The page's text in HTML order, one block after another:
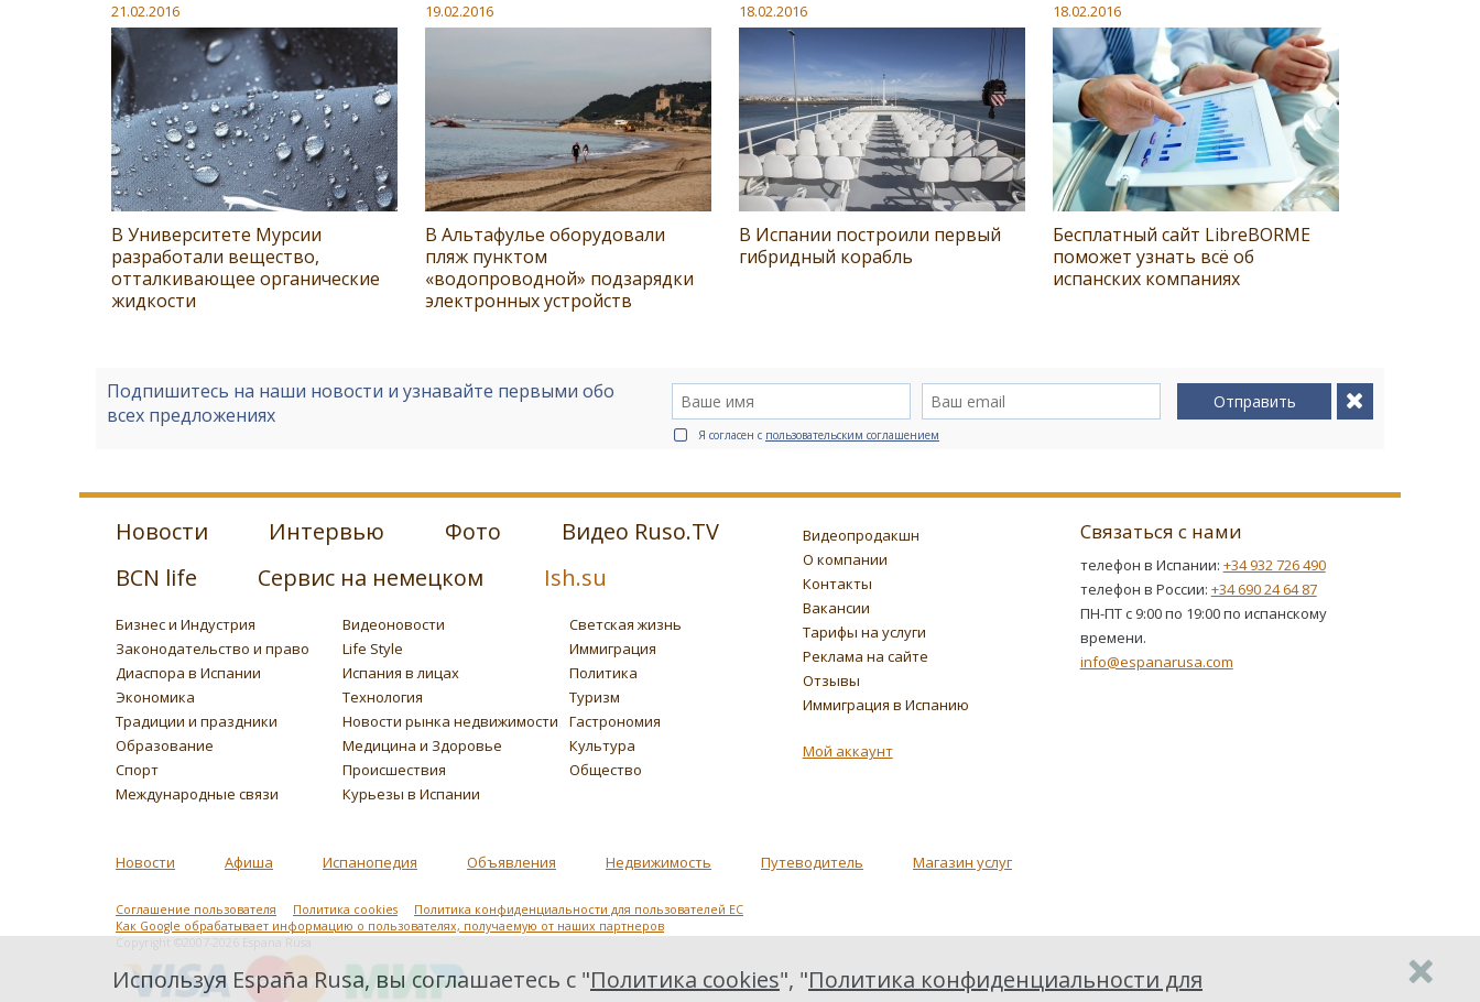
21.02.2016
В Университете Мурсии
разработали вещество,
отталкивающее органические
жидкости
19.02.2016
В Альтафулье оборудовали
пляж пунктом
«водопроводной» подзарядки
электронных устройств
18.02.2016
В Испании построили первый
гибридный корабль
18.02.2016
Бесплатный сайт LibreBORME
поможет узнать всё об
испанских компаниях
Подпишитесь на наши новости и узнавайте первыми обо
всех предложениях
Отправить
Я согласен с пользовательским соглашением
Новости Интервью Фото
Видео Ruso.TV
BCN life
Сервис на немецком Ish.su
Бизнес и Индустрия Видеоновости
Светская жизнь
Законодательство и право
Life Style
Иммиграция
Диаспора в Испании
Испания в лицах
Политика
Экономика
Технология
Туризм
Традиции и праздники
Новости рынка недвижимости
Гастрономия
Образование
Медицина и Здоровье
Культура
Спорт
Происшествия
Общество
Международные связи
Курьезы в Испании
Видеопродакшн
О компании
Контакты
Вакансии
Тарифы на услуги
Реклама на сайте
Отзывы
Иммиграция в Испанию
Мой аккаунт
Связаться с нами
телефон в Испании: +34 932 726 490
телефон в России: +34 690 24 64 87
ПН-ПТ с 9:00 по 19:00 по испанскому
времени.
info@espanarusa.com
Новости Афиша Испанопедия Объявления Недвижимость Путеводитель Магазин услуг
Соглашение пользователя Политика cookies
Политика конфиденциальности для пользователей ЕС
Как Google обрабатывает информацию о пользователях, получаемую от наших партнеров
Используя España Rusa, вы соглашаетесь с "Политика cookies", "Политика конфиденциальности для